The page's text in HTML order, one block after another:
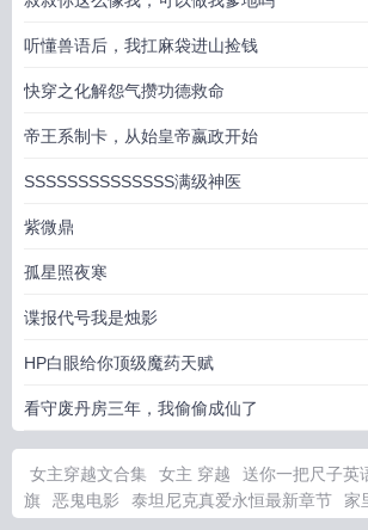
听懂兽语后，我扛麻袋进山捡钱
快穿之化解怨气攒功德救命
帝王系制卡，从始皇帝嬴政开始
SSSSSSSSSSSSSS满级神医
紫微鼎
孤星照夜寒
谍报代号我是烛影
HP白眼给你顶级魔药天赋
看守废丹房三年，我偷偷成仙了
女主穿越文合集 女主 穿越 送你一把尺子英
旗
恶鬼电影 泰坦尼克真爱永恒最新章节
家